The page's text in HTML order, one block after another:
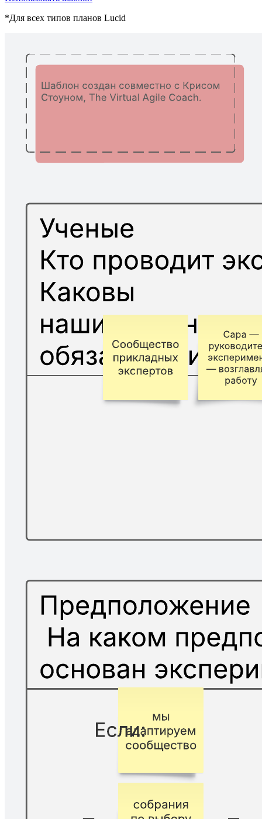
*Для всех типов планов Lucid